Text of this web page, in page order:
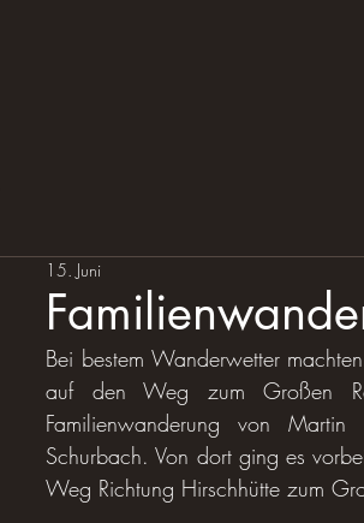
15. Juni
Bei bestem Wanderwetter
auf den Weg zum Großen
Familienwanderung von
Schurbach. Von dort ging es
Weg Richtung Hirschhütte zum